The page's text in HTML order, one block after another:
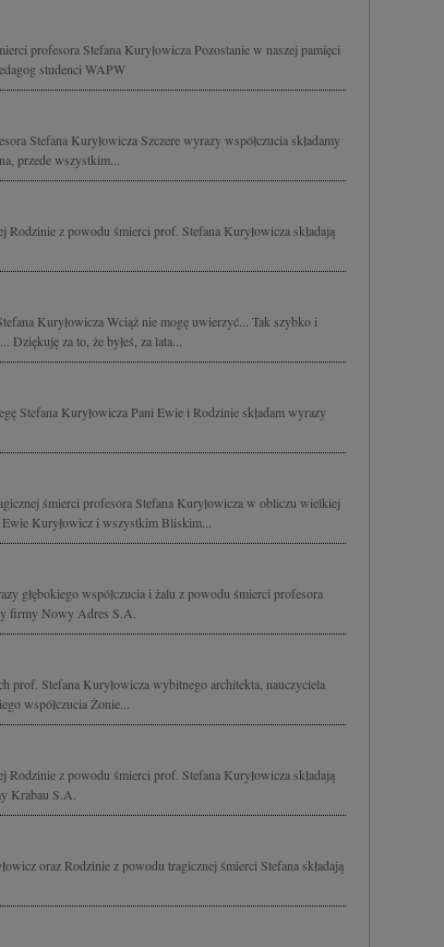
profesora Stefana Kuryłowicza Pozostanie w naszej pamięci
studenci WAPW
Stefana Kuryłowicza Szczere wyrazy współczucia składamy
przede wszystkim...
Rodzinie z powodu śmierci prof. Stefana Kuryłowicza składają
Kuryłowicza Wciąż nie mogę uwierzyć... Tak szybko i
Dziękuję za to, że byłeś, za lata...
Stefana Kuryłowicza Pani Ewie i Rodzinie składam wyrazy
śmierci profesora Stefana Kuryłowicza w obliczu wielkiej
Kuryłowicz i wszystkim Bliskim...
głębokiego współczucia i żalu z powodu śmierci profesora
firmy Nowy Adres S.A.
prof. Stefana Kuryłowicza wybitnego architekta, nauczyciela
współczucia Żonie...
Rodzinie z powodu śmierci prof. Stefana Kuryłowicza składają
Krabau S.A.
oraz Rodzinie z powodu tragicznej śmierci Stefana składają